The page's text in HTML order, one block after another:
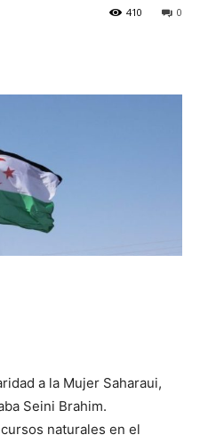
0
410
a la Mujer Saharaui,
Seini Brahim.
naturales en el